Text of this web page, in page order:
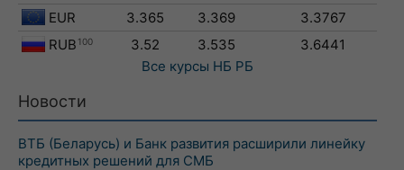
EUR
3.365 3.369
3.3767
RUB 100 3.52 3.535
3.6441
Все курсы НБ РБ
Новости
ВТБ (Беларусь) и Банк развития расширили линейку
кредитных решений для СМБ